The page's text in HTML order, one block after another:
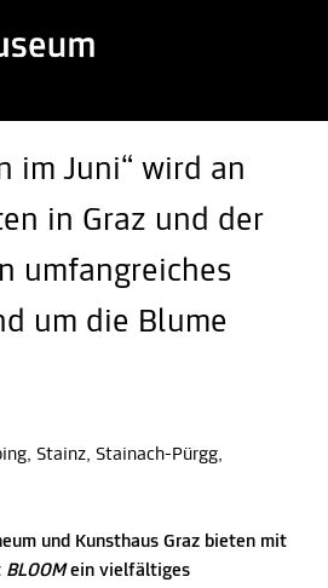
im Juni“ wird an
in Graz und der
umfangreiches
um die Blume
Stainz, Stainach-Pürgg,
und Kunsthaus Graz bieten mit
BLOOMein vielfältiges